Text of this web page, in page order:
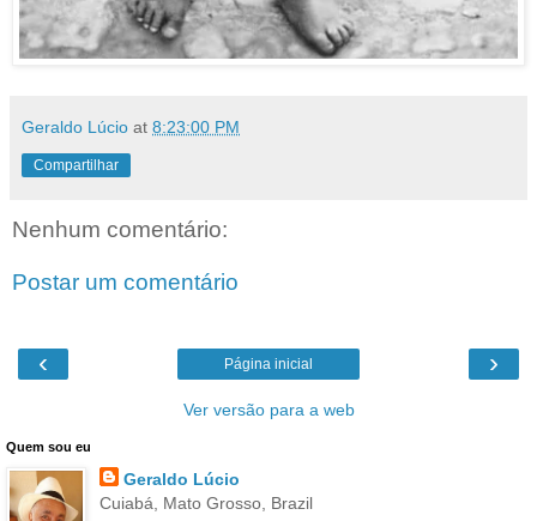
Geraldo Lúcio at 8:23:00 PM
Compartilhar
Nenhum comentário:
Postar um comentário
‹ ›
Página inicial
Ver versão para a web
Quem sou eu
Geraldo Lúcio
Cuiabá, Mato Grosso, Brazil